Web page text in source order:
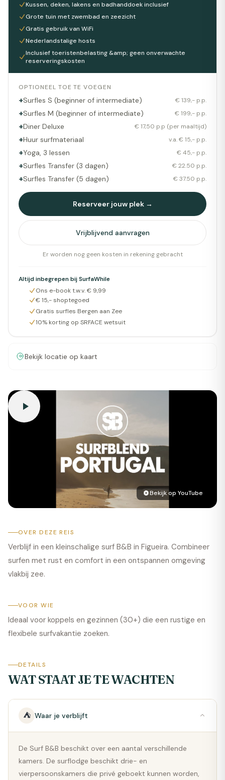
Kussen, deken, lakens en badhanddoek inclusief
Grote tuin met zwembad en zeezicht
Gratis gebruik van WiFi
Nederlandstalige hosts
Inclusief toeristenbelasting &amp; geen onverwachte
reserveringskosten
OPTIONEEL TOE TE VOEGEN
+Surfles S (beginner of intermediate) € 139,- p.p.
+Surfles M (beginner of intermediate) € 199,- p.p.
+Diner Deluxe € 17,50 p.p (per maaltijd)
+Huur surfmateriaal v.a. € 15,- p.p.
+Yoga, 3 lessen € 45,- p.p.
+Surfles Transfer (3 dagen) € 22.50 p.p.
+Surfles Transfer (5 dagen) € 37.50 p.p.
Reserveer jouw plek →
Vrijblijvend aanvragen
Er worden nog geen kosten in rekening gebracht
Altijd inbegrepen bij SurfaWhile
Ons e-book t.w.v. € 9,99
€ 15,- shoptegoed
Gratis surfles Bergen aan Zee
10% korting op SRFACE wetsuit
Bekijk locatie op kaart
Bekijk op YouTube
OVER DEZE REIS
Verblijf in een kleinschalige surf B&B in Figueira. Combineer
surfen met rust en comfort in een ontspannen omgeving
vlakbij zee.
VOOR WIE
Ideaal voor koppels en gezinnen (30+) die een rustige en
flexibele surfvakantie zoeken.
DETAILS
WAT STAAT JE TE WACHTEN
⛺ Waar je verblijft
De Surf B&B beschikt over een aantal verschillende
kamers. De surflodge beschikt drie- en
vierpersoonskamers die privé geboekt kunnen worden,